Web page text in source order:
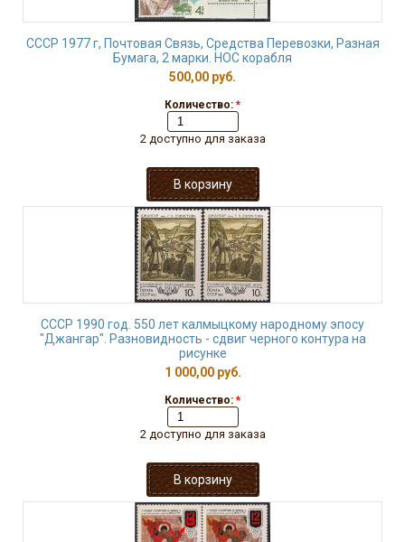
СССР 1977 г, Почтовая Связь, Средства Перевозки, Разная
Бумага, 2 марки. НОС корабля
500,00 руб.
Количество: *
2 доступно для заказа
СССР 1990 год. 550 лет калмыцкому народному эпосу
"Джангар". Разновидность - сдвиг черного контура на
рисунке
1 000,00 руб.
Количество: *
2 доступно для заказа